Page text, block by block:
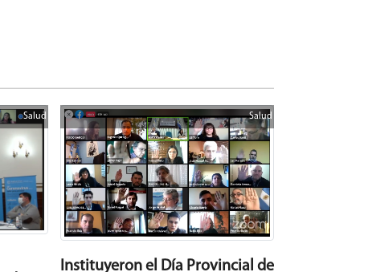
Salud Salud
Instituyeron el Día Provincial de